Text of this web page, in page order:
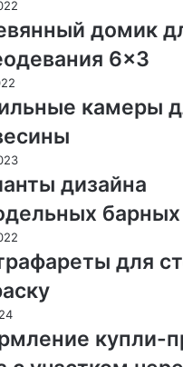
домик
6×3
камеры
дизайна
барных
для
купли-